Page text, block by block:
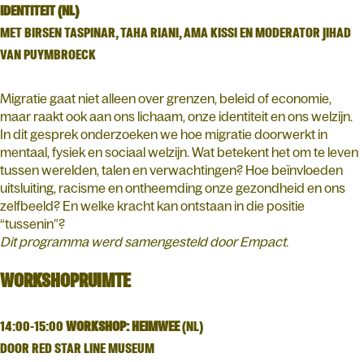
IDENTITEIT (NL)
MET BIRSEN TASPINAR, TAHA RIANI, AMA KISSI EN MODERATOR JIHAD
VAN PUYMBROECK
Migratie gaat niet alleen over grenzen, beleid of economie,
maar raakt ook aan ons lichaam, onze identiteit en ons welzijn.
In dit gesprek onderzoeken we hoe migratie doorwerkt in
mentaal, fysiek en sociaal welzijn. Wat betekent het om te leven
tussen werelden, talen en verwachtingen? Hoe beïnvloeden
uitsluiting, racisme en ontheemding onze gezondheid en ons
zelfbeeld? En welke kracht kan ontstaan in die positie
“tussenin”?
Dit programma werd samengesteld door Empact.
WORKSHOPRUIMTE
14:00-15:00WORKSHOP: HEIMWEE(NL)
DOOR RED STAR LINE MUSEUM